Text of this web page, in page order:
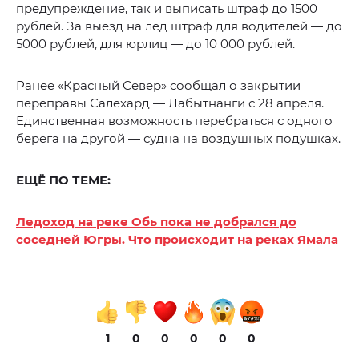
предупреждение, так и выписать штраф до 1500
рублей. За выезд на лед штраф для водителей — до
5000 рублей, для юрлиц — до 10 000 рублей.
Ранее «Красный Север» сообщал о закрытии
переправы Салехард — Лабытнанги с 28 апреля.
Единственная возможность перебраться с одного
берега на другой — судна на воздушных подушках.
ЕЩЁ ПО ТЕМЕ:
Ледоход на реке Обь пока не добрался до
соседней Югры. Что происходит на реках Ямала
1 0 0 0 0 0